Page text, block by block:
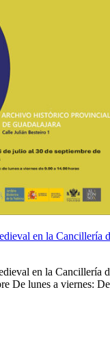
en la Cancillería
en la Cancillería
De lunes a viernes: De